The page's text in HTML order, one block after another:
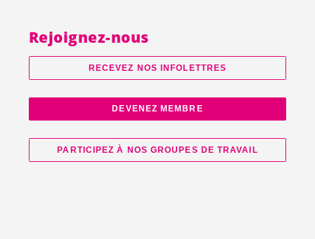
Rejoignez-nous
RECEVEZ NOS INFOLETTRES
DEVENEZ MEMBRE
PARTICIPEZ À NOS GROUPES DE TRAVAIL